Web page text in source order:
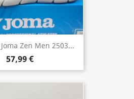
Zen Men 2503...
57,99 €